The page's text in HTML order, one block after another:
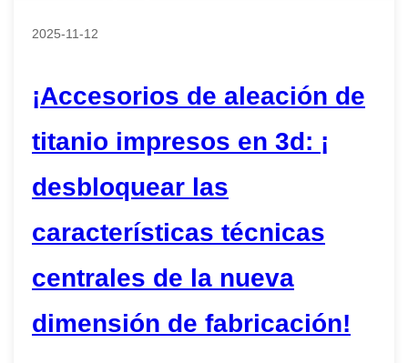
2025-11-12
¡Accesorios de aleación de
titanio impresos en 3d: ¡
desbloquear las
características técnicas
centrales de la nueva
dimensión de fabricación!